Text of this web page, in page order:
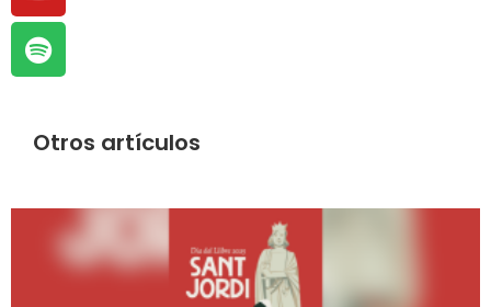
Otros artículos